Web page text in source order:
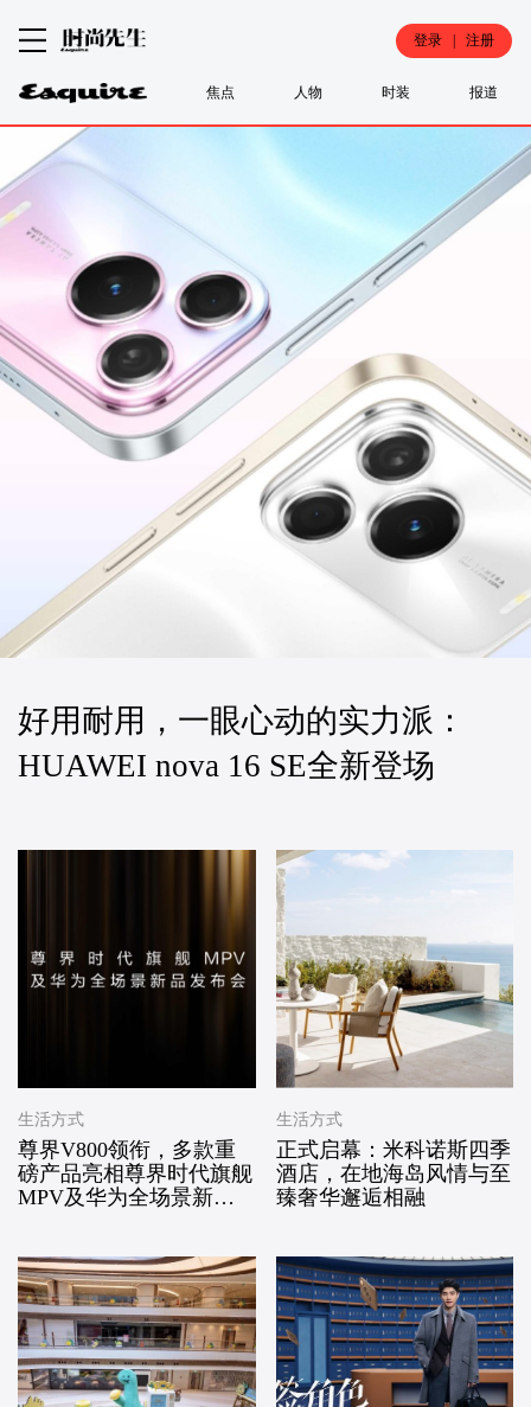
登录 | 注册
焦点 人物 时装 报道
好用耐用，一眼心动的实力派：
HUAWEI nova 16 SE全新登场
生活方式
尊界V800领衔，多款重
磅产品亮相尊界时代旗舰
MPV及华为全场景新品
生活方式
正式启幕：米科诺斯四季
酒店，在地海岛风情与至
臻奢华邂逅相融